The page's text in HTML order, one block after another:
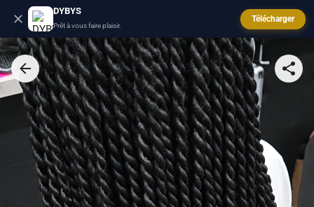
DYBYS
Prêt à vous faire plaisir.
Télécharger